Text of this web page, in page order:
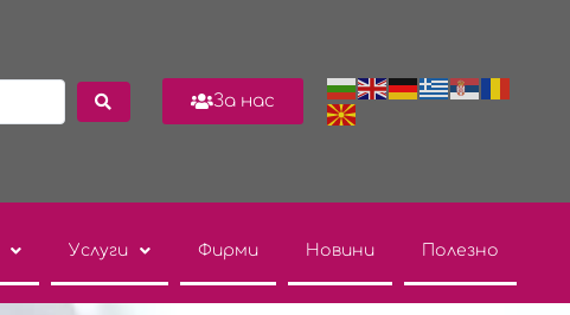
За нас
Услуги Фирми Новини Полезно